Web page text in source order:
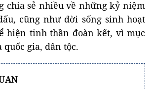
chia sẻ nhiều về những kỷ niệm
cũng như đời sống sinh hoạt
hiện tinh thần đoàn kết, vì mục
quốc gia, dân tộc.